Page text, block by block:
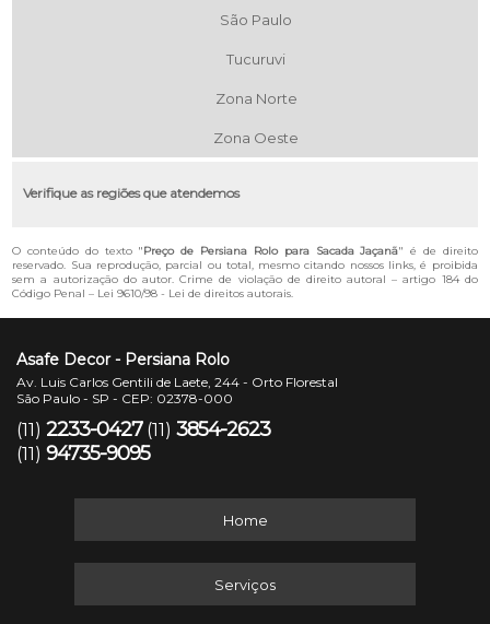
São Paulo
Tucuruvi
Zona Norte
Zona Oeste
Verifique as regiões que atendemos
O conteúdo do texto "Preço de Persiana Rolo para Sacada Jaçanã" é de direito
reservado. Sua reprodução, parcial ou total, mesmo citando nossos links, é proibida
sem a autorização do autor. Crime de violação de direito autoral – artigo 184 do
Código Penal – Lei 9610/98 - Lei de direitos autorais
Asafe Decor - Persiana Rolo
Av. Luis Carlos Gentili de Laete, 244 - Orto Florestal
São Paulo - SP - CEP: 02378-000
(11) 2233-0427 (11) 3854-2623
(11) 94735-9095
Home
Serviços